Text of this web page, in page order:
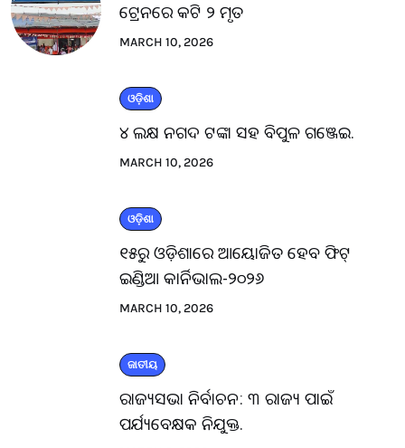
ଟ୍ରେନରେ କଟି ୨ ମୃତ
MARCH 10, 2026
ଓଡ଼ିଶା
୪ ଲକ୍ଷ ନଗଦ ଟଙ୍କା ସହ ବିପୁଳ ଗଞ୍ଜେଇ.
MARCH 10, 2026
ଓଡ଼ିଶା
୧୫ରୁ ଓଡ଼ିଶାରେ ଆୟୋଜିତ ହେବ ଫିଟ୍
ଇଣ୍ଡିଆ କାର୍ନିଭାଲ-୨୦୨୬
MARCH 10, 2026
ଜାତୀୟ
ରାଜ୍ୟସଭା ନିର୍ବାଚନ: ୩ ରାଜ୍ୟ ପାଇଁ
ପର୍ଯ୍ୟବେକ୍ଷକ ନିଯୁକ୍ତ.